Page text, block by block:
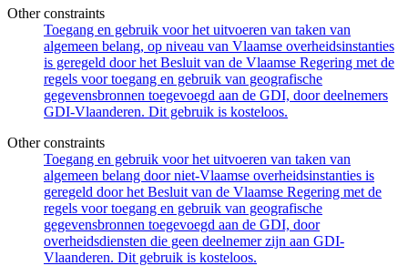
Other constraints
Toegang en gebruik voor het uitvoeren van taken van
algemeen belang, op niveau van Vlaamse overheidsinstanties
is geregeld door het Besluit van de Vlaamse Regering met de
regels voor toegang en gebruik van geografische
gegevensbronnen toegevoegd aan de GDI, door deelnemers
GDI-Vlaanderen. Dit gebruik is kosteloos.
Other constraints
Toegang en gebruik voor het uitvoeren van taken van
algemeen belang door niet-Vlaamse overheidsinstanties is
geregeld door het Besluit van de Vlaamse Regering met de
regels voor toegang en gebruik van geografische
gegevensbronnen toegevoegd aan de GDI, door
overheidsdiensten die geen deelnemer zijn aan GDI-
Vlaanderen. Dit gebruik is kosteloos.